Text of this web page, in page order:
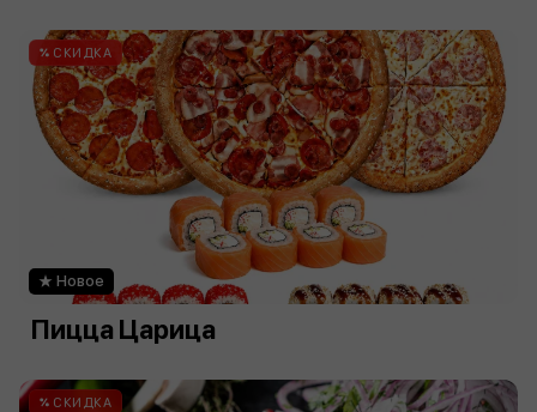
СКИДКА
Новое
Пицца Царица
СКИДКА